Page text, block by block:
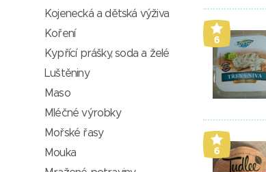
6
6
Kojenecká a dětská výživa
Koření
Kypřící prášky, soda a želé
Luštěniny
Maso
Mléčné výrobky
Mořské řasy
Mouka